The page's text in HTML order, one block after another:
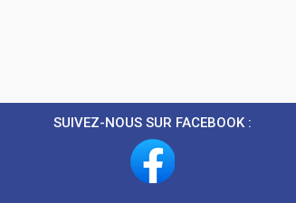
SUIVEZ-NOUS SUR FACEBOOK :